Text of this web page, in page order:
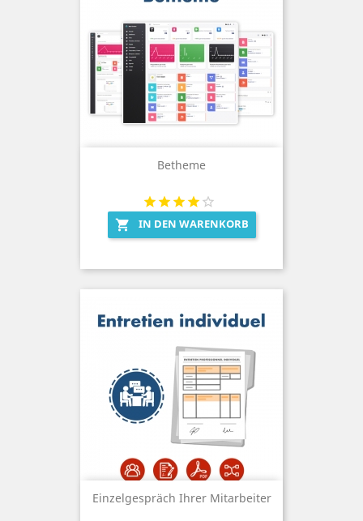
Betheme
 IN DEN WARENKORB
Einzelgespräch Ihrer Mitarbeiter